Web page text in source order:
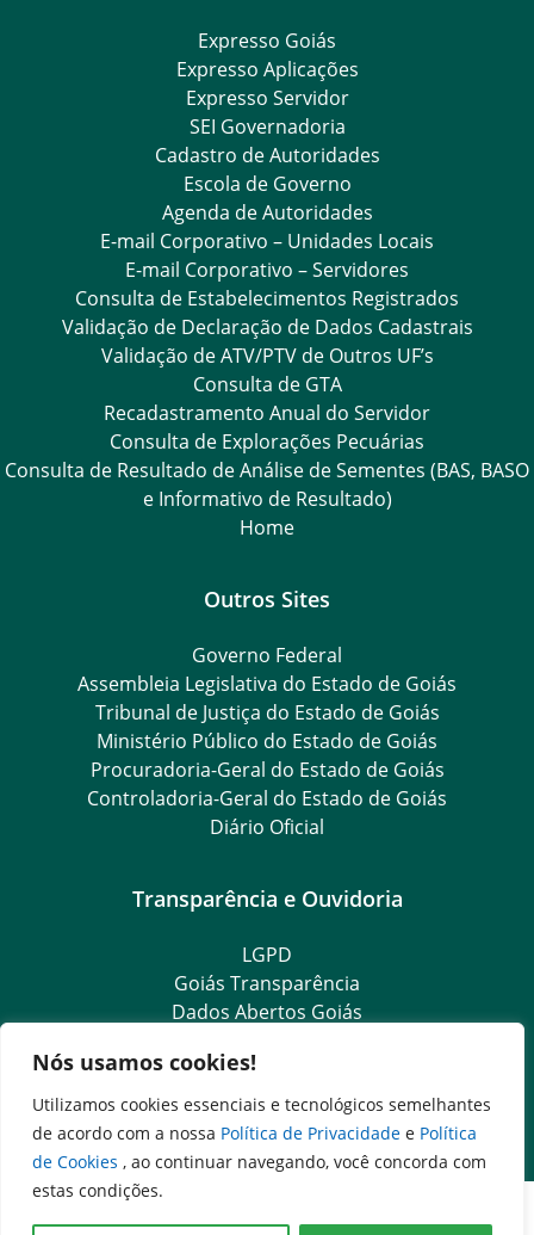
Nós usamos cookies!
Utilizamos cookies essenciais e tecnológicos semelhantes
de acordo com a nossa Política de Privacidade e Política
de Cookies , ao continuar navegando, você concorda com
estas condições.
Expresso Goiás
Expresso Aplicações
Expresso Servidor
SEI Governadoria
Cadastro de Autoridades
Escola de Governo
Agenda de Autoridades
E-mail Corporativo – Unidades Locais
E-mail Corporativo – Servidores
Consulta de Estabelecimentos Registrados
Validação de Declaração de Dados Cadastrais
Validação de ATV/PTV de Outros UF’s
Consulta de GTA
Recadastramento Anual do Servidor
Consulta de Explorações Pecuárias
Consulta de Resultado de Análise de Sementes (BAS, BASO
e Informativo de Resultado)
Home
Outros Sites
Governo Federal
Assembleia Legislativa do Estado de Goiás
Tribunal de Justiça do Estado de Goiás
Ministério Público do Estado de Goiás
Procuradoria-Geral do Estado de Goiás
Controladoria-Geral do Estado de Goiás
Diário Oficial
Transparência e Ouvidoria
LGPD
Goiás Transparência
Dados Abertos Goiás
SIC – Serviço de Informação ao Cidadão
e-SIC – Serviço Eletrônico de Informação ao Cidadão
Ouvidoria Setorial (Presencial)